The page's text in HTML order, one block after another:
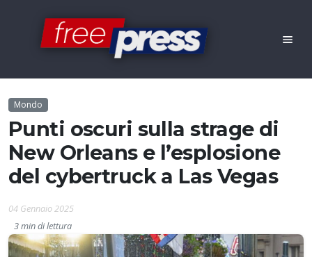
Mondo
Punti oscuri sulla strage di
New Orleans e l’esplosione
del cybertruck a Las Vegas
04 Gennaio 2025
3 min di lettura